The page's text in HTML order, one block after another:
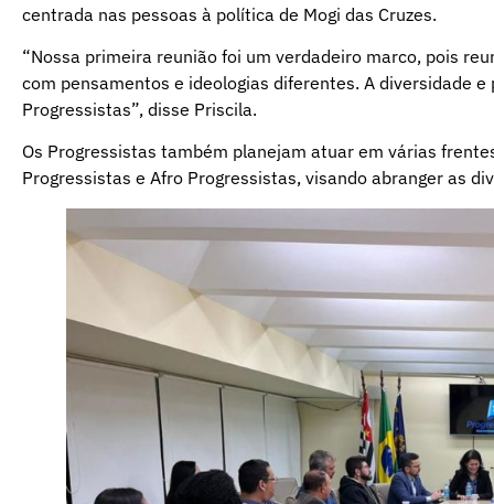
centrada nas pessoas à política de Mogi das Cruzes.
“Nossa primeira reunião foi um verdadeiro marco, pois
com pensamentos e ideologias diferentes. A diversidade
Progressistas”, disse Priscila.
Os Progressistas também planejam atuar em várias
Progressistas e Afro Progressistas, visando abranger as